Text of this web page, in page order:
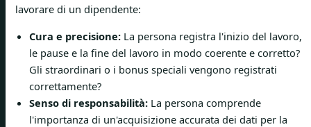
lavorare di un dipendente:
Cura e precisione: La persona registra l'inizio del lavoro,
le pause e la fine del lavoro in modo coerente e corretto?
Gli straordinari o i bonus speciali vengono registrati
correttamente?
Senso di responsabilità: La persona comprende
l'importanza di un'acquisizione accurata dei dati per la